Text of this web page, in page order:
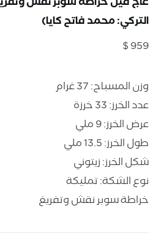
التركي: محمد فاتح كايا)
$959
وزن المسباح: 37 غرام
عدد الخرز: 33 خرزة
عرض الخرز: 9 ملي
طول الخرز: 13.5 ملي
شكل الخرز: زيتوني
نوع الشكة: تمليكة
خراطة سوبر نقش وتفريغ